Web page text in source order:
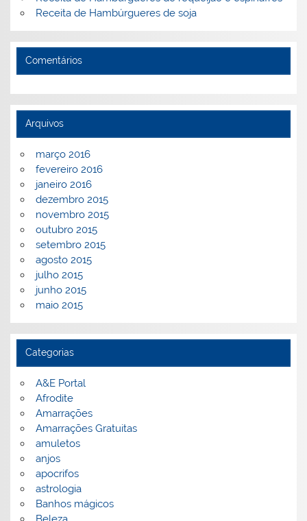
Receita de Hambúrgueres de soja
Comentários
Arquivos
março 2016
fevereiro 2016
janeiro 2016
dezembro 2015
novembro 2015
outubro 2015
setembro 2015
agosto 2015
julho 2015
junho 2015
maio 2015
Categorias
A&E Portal
Afrodite
Amarrações
Amarrações Gratuitas
amuletos
anjos
apocrifos
astrologia
Banhos mágicos